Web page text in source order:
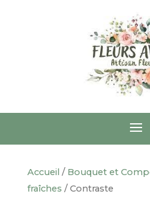
Accueil / Bouquet et
fraîches / Contraste